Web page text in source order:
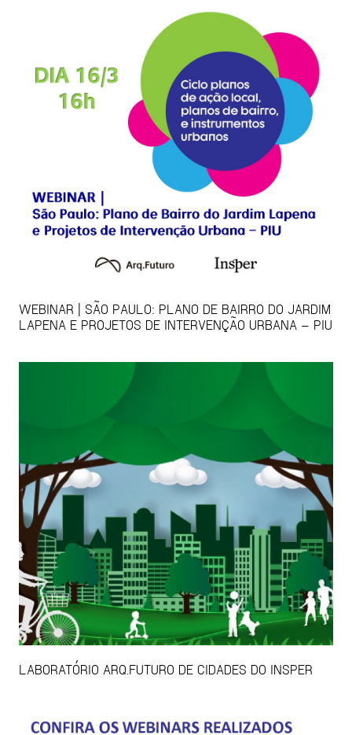
WEBINAR | SÃO PAULO: PLANO DE BAIRRO DO JARDIM
LAPENA E PROJETOS DE INTERVENÇÃO URBANA – PIU
LABORATÓRIO ARQ.FUTURO DE CIDADES DO INSPER